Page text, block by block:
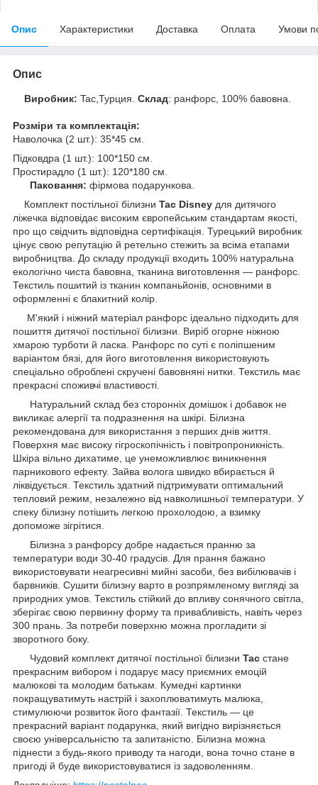
Опис Характеристики Доставка Оплата Умови
Опис
Виробник: Tac,Турция. Склад: ранфорс, 100% бавовна.
Розміри та комплектація:
Наволочка (2 шт.): 35*45 см.
Підковдра (1 шт.): 100*150 см.
Простирадло (1 шт.): 120*180 см.
Паковання: фірмова подарункова.
Комплект постільної білизни Tac Disney для дитячого
ліжечка відповідає високим європейським стандартам якості,
про що свідчить відповідна сертифікація. Турецький виробник
цінує свою репутацію й ретельно стежить за всіма етапами
виробництва. До складу продукції входить 100% натуральна
екологічно чиста бавовна, тканина виготовлення — ранфорс.
Текстиль пошитий із тканин компаньйонів, основними в
оформленні є блакитний колір.
М'який і ніжний матеріал ранфорс ідеально підходить для
пошиття дитячої постільної білизни. Виріб огорне ніжною
хмарою турботи й ласка. Ранфорс по суті є поліпшеним
варіантом бязі, для його виготовлення використовують
спеціально оброблені скручені бавовняні нитки. Текстиль має
прекрасні споживчі властивості.
Натуральний склад без сторонніх домішок і добавок не
викликає алергії та подразнення на шкірі. Білизна
рекомендована для використання з перших днів життя.
Поверхня має високу гігроскопічність і повітропроникність.
Шкіра вільно дихатиме, це унеможливлює виникнення
парникового ефекту. Зайва волога швидко вбирається й
ліквідується. Текстиль здатний підтримувати оптимальний
тепловий режим, незалежно від навколишньої температури. У
спеку білизну потішить легкою прохолодою, а взимку
допоможе зігрітися.
Білизна з ранфорсу добре надається пранню за
температури води 30-40 градусів. Для прання бажано
використовувати неагресивні мийні засоби, без вибілювачів і
барвників. Сушити білизну варто в розпрямленому вигляді за
природних умов. Текстиль стійкий до впливу сонячного світла,
зберігає свою первинну форму та привабливість, навіть через
300 прань. За потреби поверхню можна прогладити зі
зворотного боку.
Чудовий комплект дитячої постільної білизни Tac стане
прекрасним вибором і подарує масу приємних емоцій
малюкові та молодим батькам. Кумедні картинки
покращуватимуть настрій і захоплюватимуть малюка,
стимулюючи розвиток його фантазії. Текстиль — це
прекрасний варіант подарунка, який вигідно вирізняється
своєю універсальністю та запитаністю. Білизна можна
піднести з будь-якого приводу та нагоди, вона точно стане в
пригоді й буде використовуватися із задоволенням.